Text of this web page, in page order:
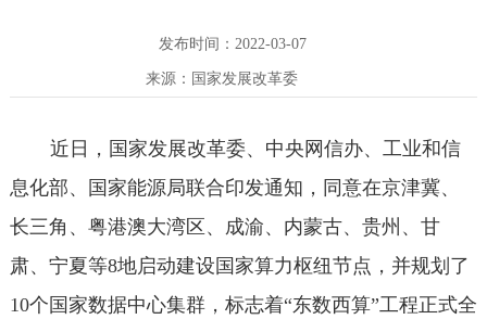
发布时间：2022-03-07
来源：国家发展改革委
近日，国家发展改革委、中央网信办、工业和信
息化部、国家能源局联合印发通知，同意在京津冀、
长三角、粤港澳大湾区、成渝、内蒙古、贵州、甘
肃、宁夏等8地启动建设国家算力枢纽节点，并规划了
10个国家数据中心集群，标志着“东数西算”工程正式全